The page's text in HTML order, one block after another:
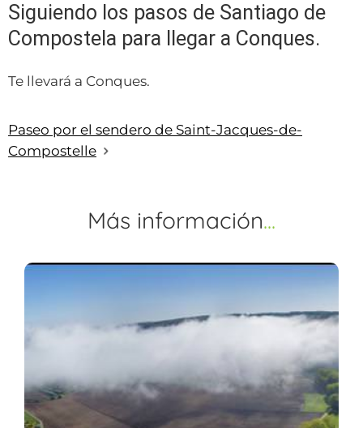
Siguiendo los pasos de Santiago de
Compostela para llegar a Conques.
Te llevará a Conques.
Paseo por el sendero de Saint-Jacques-de-
Compostelle
Más información